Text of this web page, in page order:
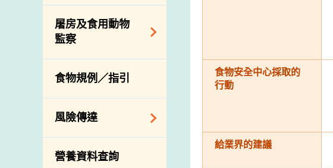
資料
食物安全之風險評
估
食物事故應變及管
理
食物消費量調查
總膳食研究
有機食物
絡內地有關當局
進口食物管制
口檢驗
出口驗證
出口食物往內地
出口商及業界的消
息
屠房及食用動物
監察
規管農業化學物及
獸醫藥物在食用動
物上的使用
屠房及疾病監測
宰前檢驗
宰後檢驗
食物規例／指引
風險傳達
主題項目
營養資料查詢
食物安全中心採取的
行動
給業界的建議